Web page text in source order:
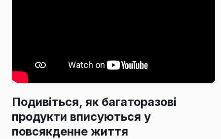
Подивіться, як багаторазові
продукти вписуються у
повсякденне життя